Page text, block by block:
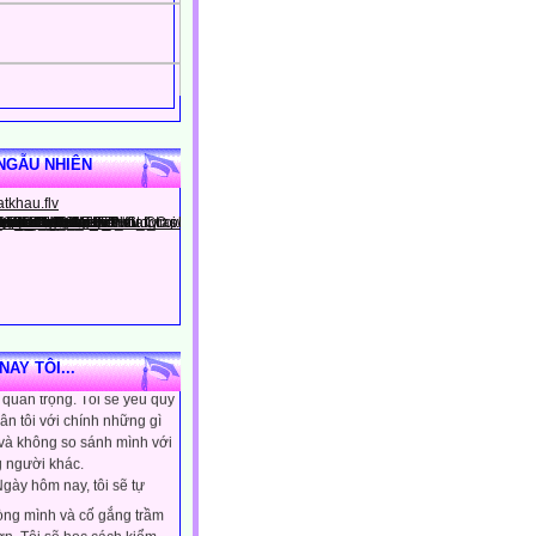
NHIÊN
TÔI...
là người đặc biệt, một
trọng. Tôi sẽ yêu quý
tôi với chính những gì
không so sánh mình với
người khác.
hôm nay, tôi sẽ tự
mình và cố gắng trầm
Tôi sẽ học cách kiểm